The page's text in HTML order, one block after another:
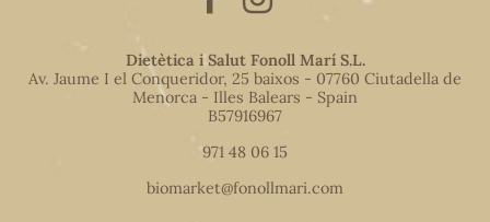
Dietètica i Salut Fonoll Marí S.L.
Av. Jaume I el Conqueridor, 25 baixos - 07760 Ciutadella de
Menorca - Illes Balears - Spain
B57916967
971 48 06 15
biomarket@fonollmari.com